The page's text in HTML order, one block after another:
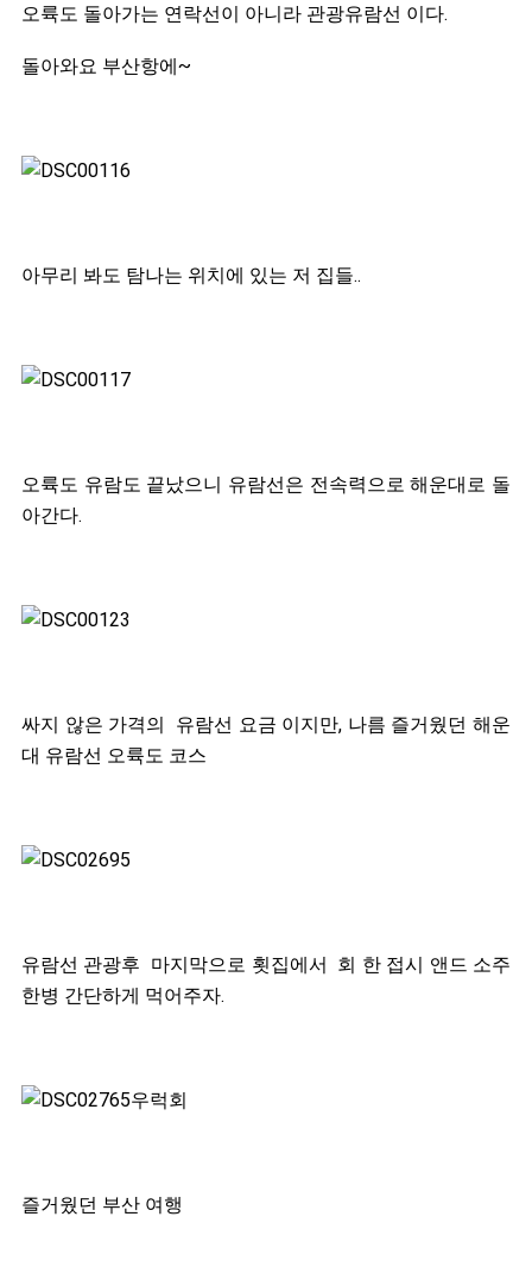
오륙도 돌아가는 연락선이 아니라 관광유람선 이다.
돌아와요 부산항에~
아무리 봐도 탐나는 위치에 있는 저 집들..
오륙도 유람도 끝났으니 유람선은 전속력으로 해운대로 돌
아간다.
싸지 않은 가격의 유람선 요금 이지만, 나름 즐거웠던 해운
대 유람선 오륙도 코스
유람선 관광후 마지막으로 횟집에서 회 한 접시 앤드 소주
한병 간단하게 먹어주자.
즐거웠던 부산 여행